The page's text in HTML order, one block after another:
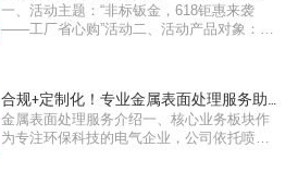
购”活···
一、活动主题：“非标钣金，618钜惠来袭
——工厂省心购”活动二、活动产品对象：所
合规+定制化！专业金属表面处理服务助
力绿色···
金属表面处理服务介绍一、核心业务板块作
为专注环保科技的电气企业，公司依托喷涂